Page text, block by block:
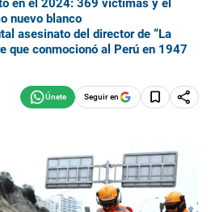
nuevo blanco
asesinato del director de “La
que conmocionó al Perú en 1947
Seguir en